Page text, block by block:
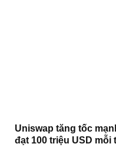
Uniswap tăng tốc
đạt 100 triệu USD mỗi